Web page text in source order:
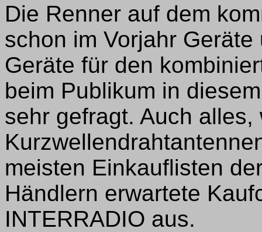
Die Renner auf dem
schon im Vorjahr
Geräte für den
beim Publikum in
sehr gefragt. Auch alles,
meisten Einkauflisten
Händlern erwartete
INTERRADIO aus.